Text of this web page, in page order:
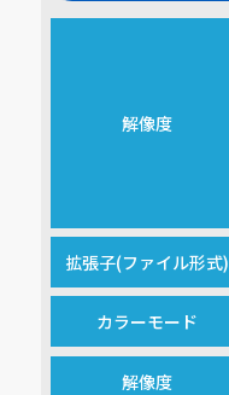
解像度
拡張子(ファイル形式)
カラーモード
解像度